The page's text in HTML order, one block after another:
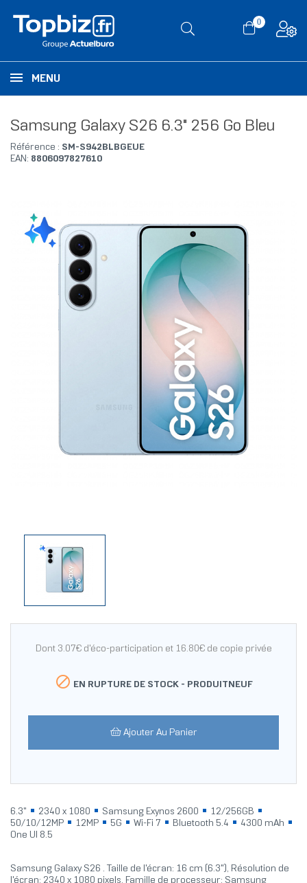
0
MENU
Samsung Galaxy S26 6.3" 256 Go Bleu
Référence : SM-S942BLBGEUE
EAN: 8806097827610
Dont 3.07€ d'éco-participation et 16.80€ de copie privée
 EN RUPTURE DE STOCK - PRODUITNEUF
Ajouter Au Panier
6.3" 2340 x 1080 Samsung Exynos 2600
12/256GB
50/10/12MP
12MP 5G Wi-Fi 7 Bluetooth 5.4
4300 mAh
One UI 8.5
Samsung Galaxy S26 . Taille de l'écran: 16 cm (6.3"), Résolution de
l'écran: 2340 x 1080 pixels. Famille de processeur: Samsung